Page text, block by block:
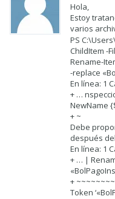
Hola,
Estoy
varios
PS
ChildItem -
Rename-
-replace
En línea: 1
+ …
NewName
+ ~
Debe
después
En línea: 1
+ … |
+
Token